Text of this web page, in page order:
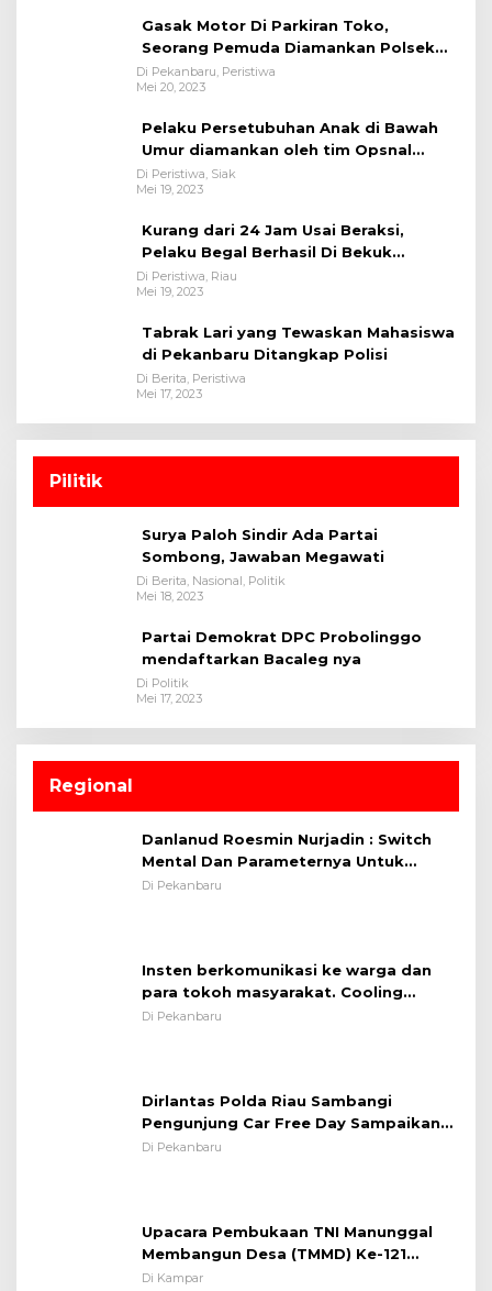
Gasak Motor Di Parkiran Toko,
Seorang Pemuda Diamankan Polsek
Bukit Raya
Di Pekanbaru, Peristiwa
Mei 20, 2023
Pelaku Persetubuhan Anak di Bawah
Umur diamankan oleh tim Opsnal
Polsek Tualang-Polres Siak-Polda Riau
Di Peristiwa, Siak
Mei 19, 2023
Kurang dari 24 Jam Usai Beraksi,
Pelaku Begal Berhasil Di Bekuk
Satreskrim Polres Kuansing
Di Peristiwa, Riau
Mei 19, 2023
Tabrak Lari yang Tewaskan Mahasiswa
di Pekanbaru Ditangkap Polisi
Di Berita, Peristiwa
Mei 17, 2023
Pilitik
Surya Paloh Sindir Ada Partai
Sombong, Jawaban Megawati
Di Berita, Nasional, Politik
Mei 18, 2023
Partai Demokrat DPC Probolinggo
mendaftarkan Bacaleg nya
Di Politik
Mei 17, 2023
Regional
Danlanud Roesmin Nurjadin : Switch
Mental Dan Parameternya Untuk
Melaksanakan ✈
Di Pekanbaru
Insten berkomunikasi ke warga dan
para tokoh masyarakat. Cooling
System OMP LK ²024 Polsek Rumbai,
Di Pekanbaru
Dirlantas Polda Riau Sambangi
Pengunjung Car Free Day Sampaikan
Pesan Edukasi Kamtibmas &
Di Pekanbaru
Upacara Pembukaan TNI Manunggal
Membangun Desa (TMMD) Ke-121
Kodim 0313/KPR Tahun 2024) ?
Di Kampar